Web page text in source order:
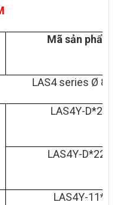
Mã sản phẩm
LAS4 series Ø
LAS4Y-D*24
LAS4Y-D*220
LAS4Y-11*